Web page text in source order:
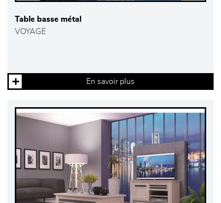
Table basse métal
VOYAGE
En savoir plus